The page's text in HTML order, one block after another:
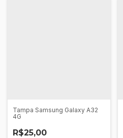
Tampa Samsung Galaxy A32
4G
R$25,00